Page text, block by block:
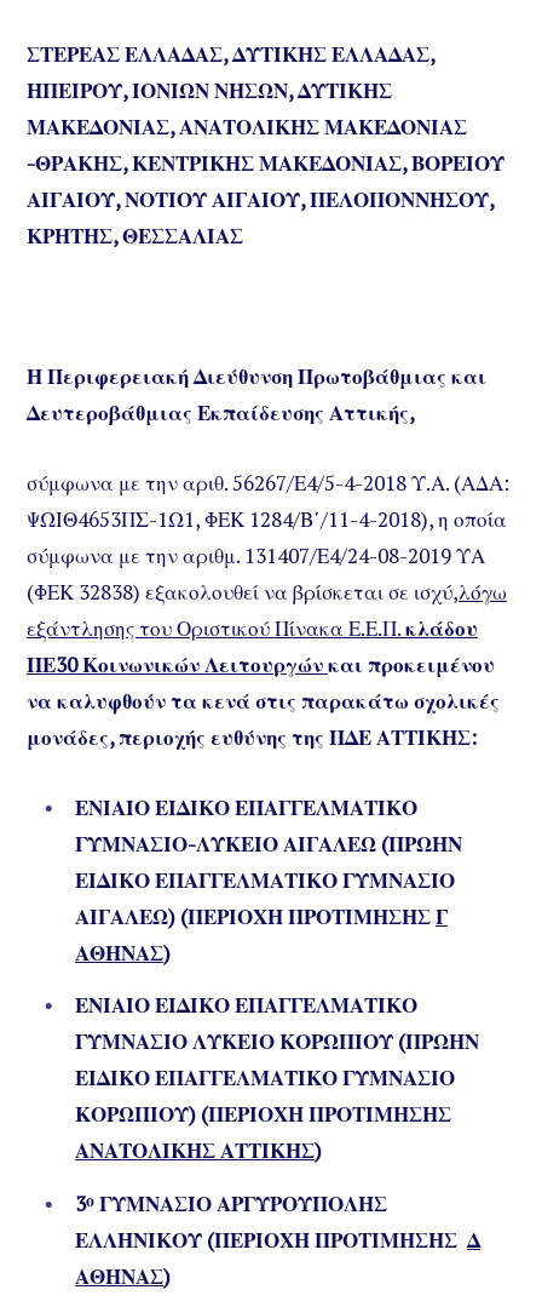
ΣΤΕΡΕΑΣ ΕΛΛΑΔΑΣ, ΔΥΤΙΚΗΣ ΕΛΛΑΔΑΣ,
ΗΠΕΙΡΟΥ, ΙΟΝΙΩΝ ΝΗΣΩΝ, ΔΥΤΙΚΗΣ
ΜΑΚΕΔΟΝΙΑΣ, ΑΝΑΤΟΛΙΚΗΣ ΜΑΚΕΔΟΝΙΑΣ
-ΘΡΑΚΗΣ, ΚΕΝΤΡΙΚΗΣ ΜΑΚΕΔΟΝΙΑΣ, ΒΟΡΕΙΟΥ
ΑΙΓΑΙΟΥ, ΝΟΤΙΟΥ ΑΙΓΑΙΟΥ, ΠΕΛΟΠΟΝΝΗΣΟΥ,
ΚΡΗΤΗΣ, ΘΕΣΣΑΛΙΑΣ
Η Περιφερειακή Διεύθυνση Πρωτοβάθμιας και
Δευτεροβάθμιας Εκπαίδευσης Αττικής,
σύμφωνα με την αριθ. 56267/Ε4/5-4-2018 Υ.Α. (ΑΔΑ:
ΨΩΙΘ4653ΠΣ-1Ω1, ΦΕΚ 1284/Β΄/11-4-2018), η οποία
σύμφωνα με την αριθμ. 131407/Ε4/24-08-2019 ΥΑ
(ΦΕΚ 32838) εξακολουθεί να βρίσκεται σε ισχύ,λόγω
εξάντλησης του Οριστικού Πίνακα Ε.Ε.Π.κλάδου
ΠΕ30 Κοινωνικών Λειτουργώνκαι προκειμένου
να καλυφθούν τα κενά στις παρακάτω σχολικές
μονάδες, περιοχής ευθύνης της ΠΔΕ ΑΤΤΙΚΗΣ:
ΕΝΙΑΙΟ ΕΙΔΙΚΟ ΕΠΑΓΓΕΛΜΑΤΙΚΟ
ΓΥΜΝΑΣΙΟ-ΛΥΚΕΙΟ ΑΙΓΑΛΕΩ (ΠΡΩΗΝ
ΕΙΔΙΚΟ ΕΠΑΓΓΕΛΜΑΤΙΚΟ ΓΥΜΝΑΣΙΟ
ΑΙΓΑΛΕΩ) (ΠΕΡΙΟΧΗ ΠΡΟΤΙΜΗΣΗΣΓ
ΑΘΗΝΑΣ)
ΕΝΙΑΙΟ ΕΙΔΙΚΟ ΕΠΑΓΓΕΛΜΑΤΙΚΟ
ΓΥΜΝΑΣΙΟ ΛΥΚΕΙΟ ΚΟΡΩΠΙΟΥ (ΠΡΩΗΝ
ΕΙΔΙΚΟ ΕΠΑΓΓΕΛΜΑΤΙΚΟ ΓΥΜΝΑΣΙΟ
ΚΟΡΩΠΙΟΥ) (ΠΕΡΙΟΧΗ ΠΡΟΤΙΜΗΣΗΣ
ΑΝΑΤΟΛΙΚΗΣ ΑΤΤΙΚΗΣ)
3ο ΓΥΜΝΑΣΙΟ ΑΡΓΥΡΟΥΠΟΛΗΣ
ΕΛΛΗΝΙΚΟΥ (ΠΕΡΙΟΧΗ ΠΡΟΤΙΜΗΣΗΣΔ
ΑΘΗΝΑΣ)